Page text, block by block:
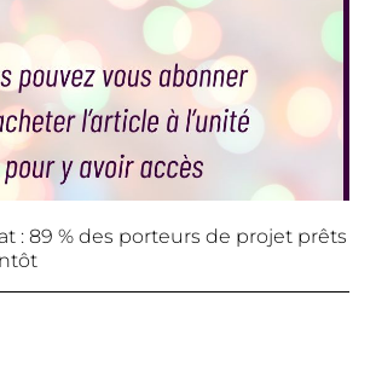
: 89 % des porteurs de projet prêts